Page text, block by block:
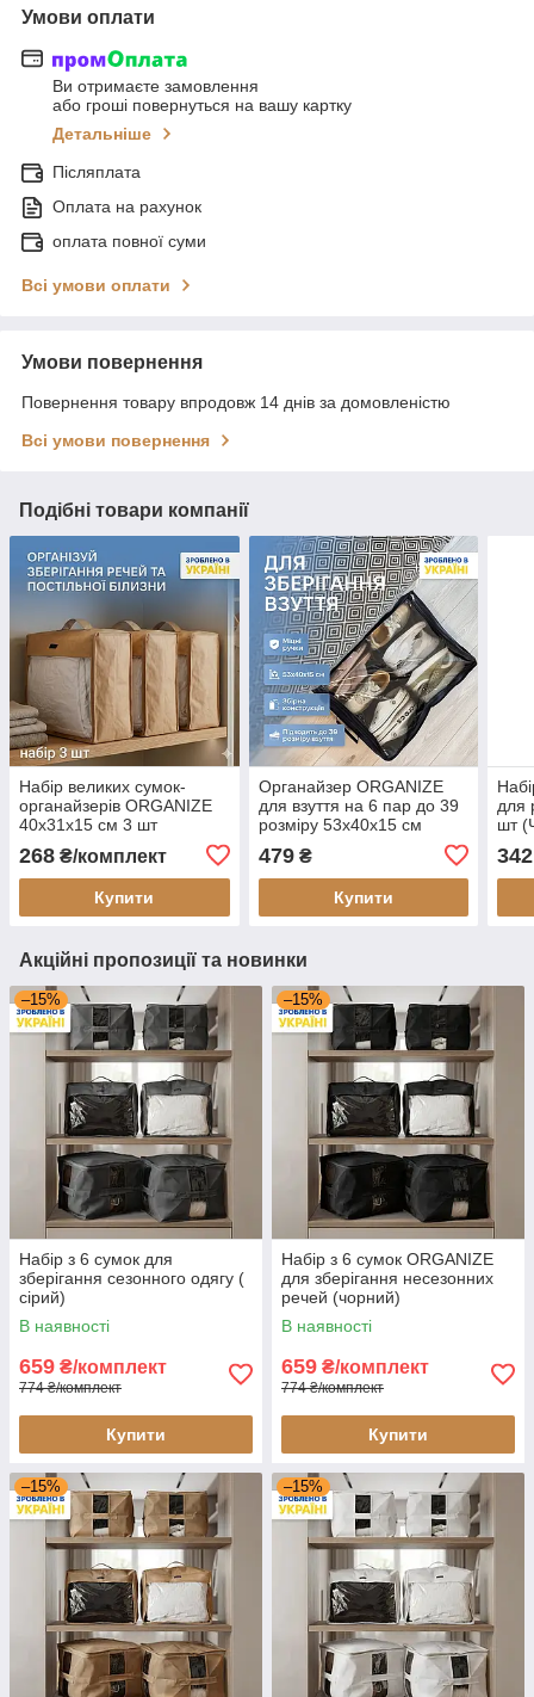
Умови оплати
Ви отримаєте замовлення
або гроші повернуться на вашу картку
Детальніше
Післяплата
Оплата на рахунок
оплата повної суми
Всі умови оплати
Умови повернення
Повернення товару впродовж 14 днів за домовленістю
Всі умови повернення
Подібні товари компанії
Набір великих сумок-
органайзерів ORGANIZE
40х31х15 см 3 шт
268 ₴/комплект
Купити
Органайзер ORGANIZE
для взуття на 6 пар до 39
розміру 53х40х15 см
479₴
Купити
для
шт
342
Акційні пропозиції та новинки
–15%
Набір з 6 сумок для
зберігання сезонного одягу (
сірий)
В наявності
659 ₴/комплект
774 ₴/комплект
Купити
–15%
Набір з 6 сумок ORGANIZE
для зберігання несезонних
речей (чорний)
В наявності
659 ₴/комплект
774 ₴/комплект
Купити
–15% –15%